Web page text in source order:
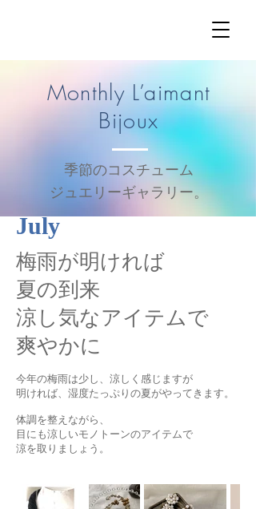
Monthly L’aimant
Bijoux
季節のコスチューム
ジュエリーギャラリー。
July
梅雨が明ければ
夏の到来
涼し気なアイテムで
爽やかに
今年の梅雨は少し、涼しく感じますが
明ければ、湿度たっぷりの夏がやってきます。
体調を整えながら、
目にも涼しいモノトーンのアイテムで
​涼を取りましょう。